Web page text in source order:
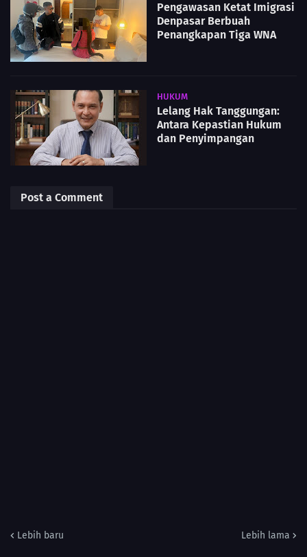
Pengawasan Ketat Imigrasi
Denpasar Berbuah
Penangkapan Tiga WNA
HUKUM
Lelang Hak Tanggungan:
Antara Kepastian Hukum
dan Penyimpangan
Post a Comment
Lebih baru Lebih lama